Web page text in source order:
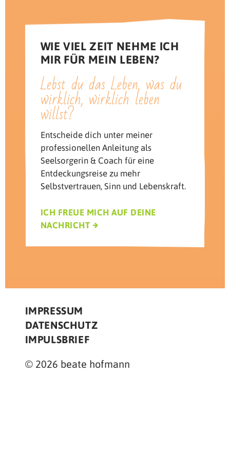
WIE VIEL ZEIT NEHME ICH
MIR FÜR MEIN LEBEN?
Lebst du das Leben, was du
wirklich, wirklich leben
willst?
Entscheide dich unter meiner
professionellen Anleitung als
Seelsorgerin & Coach für eine
Entdeckungsreise zu mehr
Selbstvertrauen, Sinn und Lebenskraft.
ICH FREUE MICH AUF DEINE
NACHRICHT
NAVIGATION
ÜBERSPRINGEN
IMPRESSUM
DATENSCHUTZ
IMPULSBRIEF
© 2026 beate hofmann